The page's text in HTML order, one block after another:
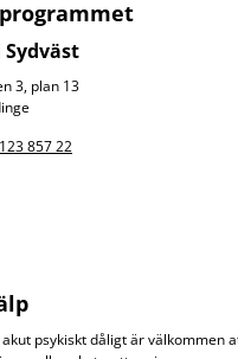
programmet
3, plan 13
857 22
psykiskt dåligt är välkommen